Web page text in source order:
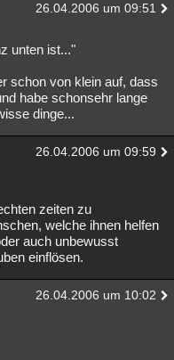
26.04.2006 um 09:51
unten ist..."
schon von klein auf, dass
habe schonsehr lange
dinge...
26.04.2006 um 09:59
zeiten zu
welche ihnen helfen
auch unbewusst
einflösen.
26.04.2006 um 10:02